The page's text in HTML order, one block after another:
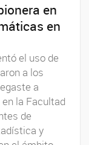
en
en
el uso de
a los
a
la Facultad
de
y